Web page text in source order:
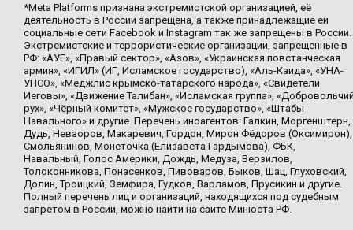
*Meta Platforms признана экстремистской организацией, её
деятельность в России запрещена, а также принадлежащие ей
социальные сети Facebook и Instagram так же запрещены в России.
Экстремистские и террористические организации, запрещенные в
РФ: «АУЕ», «Правый сектор», «Азов», «Украинская повстанческая
армия», «ИГИЛ» (ИГ, Исламское государство), «Аль-Каида», «УНА-
УНСО», «Меджлис крымско-татарского народа», «Свидетели
Иеговы», «Движение Талибан», «Исламская группа»,
рух», «Чёрный комитет», «Мужское государство», «Штабы
Навального» и другие. Перечень иноагентов: Галкин, Моргенштерн,
Дудь, Невзоров, Макаревич, Гордон, Мирон Фёдоров (Оксимирон),
Смольянинов, Монеточка (Елизавета Гардымова), ФБК,
Навальный, Голос Америки, Дождь, Медуза, Верзилов,
Толоконникова, Понасенков, Пивоваров, Быков, Шац, Глуховский,
Долин, Троицкий, Земфира, Гудков, Варламов, Прусикин и другие.
Полный перечень лиц и организаций, находящихся под судебным
запретом в России, можно найти на сайте Минюста РФ.